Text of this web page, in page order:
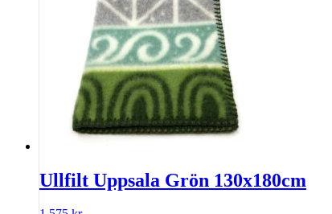
Ullfilt Uppsala Grön 130x180cm